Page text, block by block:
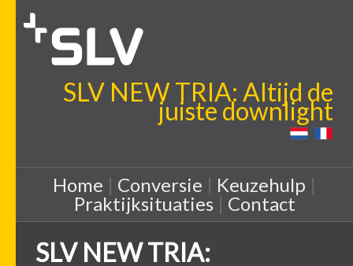
SLV NEW TRIA: Altijd de
juiste downlight
Home | Conversie | Keuzehulp |
Praktijksituaties| Contact
SLV NEW TRIA: